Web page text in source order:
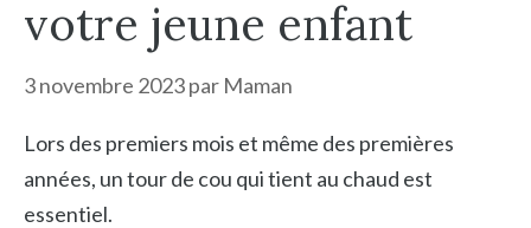
votre jeune enfant
3 novembre 2023par Maman
Lors des premiers mois et même des premières
années, un tour de cou qui tient au chaud est
essentiel.